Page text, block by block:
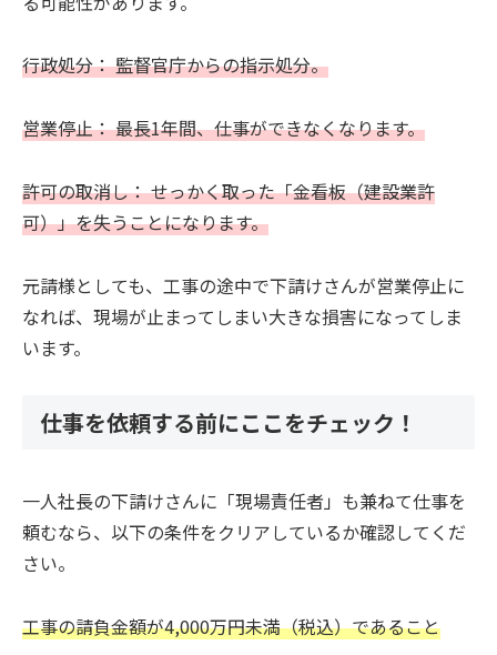
行政処分： 監督官庁からの指示処分。
営業停止： 最長1年間、仕事ができなくなります。
許可の取消し： せっかく取った「金看板（建設業許
可）」を失うことになります。
元請様としても、工事の途中で下請けさんが営業停止に
なれば、現場が止まってしまい大きな損害になってしま
います。
仕事を依頼する前にここをチェック！
一人社長の下請けさんに「現場責任者」も兼ねて仕事を
頼むなら、以下の条件をクリアしているか確認してくだ
さい。
工事の請負金額が4,000万円未満（税込）であること